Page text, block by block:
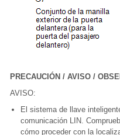
PRECAUCIÓN / AVISO /
AVISO:
El sistema de llave
comunicación LIN.
cómo proceder con la